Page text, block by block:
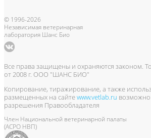
© 1996-2026
Независимая ветеринарная
лаборатория Шанс Био
Все права защищены и охраняются законом.
от 2008 г. ООО "ШАНС БИО"
Копирование, тиражирование, а также
размещенных на сайтеwww.vetlab.ru возможно
разрешения Правообладателя
Член Национальной ветеринарной палаты
(АСРО НВП)